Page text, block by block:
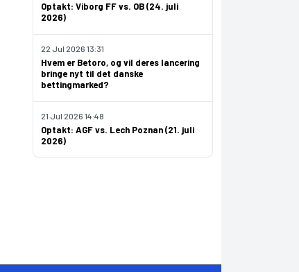
Optakt: Viborg FF vs. OB (24. juli
2026)
Hvem er Betoro, og vil deres lancering
bringe nyt til det danske
bettingmarked?
22 Jul 2026 13:31
Optakt: AGF vs. Lech Poznan (21. juli
2026)
21 Jul 2026 14:48